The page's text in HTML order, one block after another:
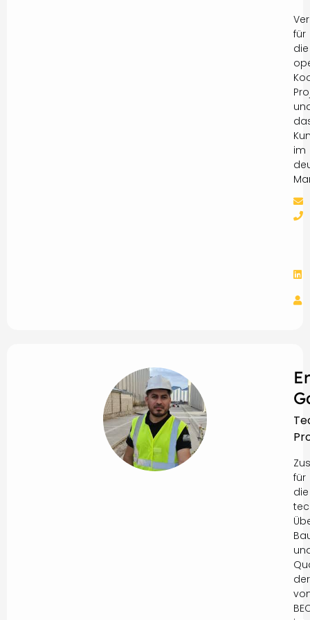
für
die
im
für
die
der